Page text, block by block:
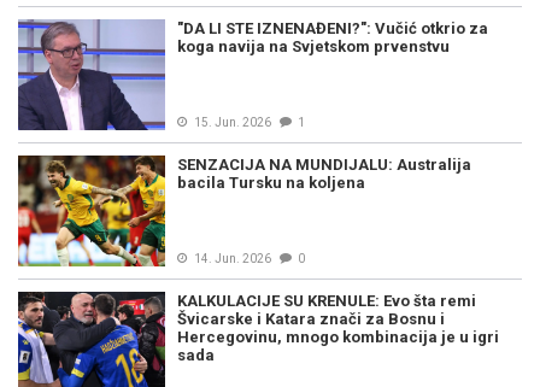
"DA LI STE IZNENAĐENI?": Vučić otkrio za
koga navija na Svjetskom prvenstvu
15. Jun. 2026 1
SENZACIJA NA MUNDIJALU: Australija
bacila Tursku na koljena
14. Jun. 2026 0
KALKULACIJE SU KRENULE: Evo šta remi
Švicarske i Katara znači za Bosnu i
Hercegovinu, mnogo kombinacija je u igri
sada